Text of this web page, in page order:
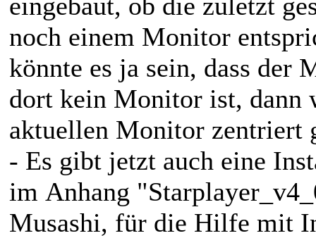
noch einem Monitor
könnte es ja sein, dass der
dort kein Monitor ist, dann
aktuellen Monitor zentriert
- Es gibt jetzt auch eine
im Anhang
Musashi, für die Hilfe mit